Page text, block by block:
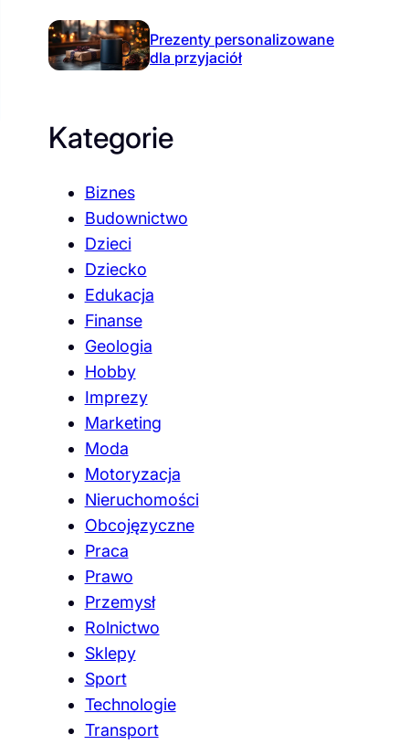
Prezenty personalizowane
dla przyjaciół
Kategorie
Biznes
Budownictwo
Dzieci
Dziecko
Edukacja
Finanse
Geologia
Hobby
Imprezy
Marketing
Moda
Motoryzacja
Nieruchomości
Obcojęzyczne
Praca
Prawo
Przemysł
Rolnictwo
Sklepy
Sport
Technologie
Transport